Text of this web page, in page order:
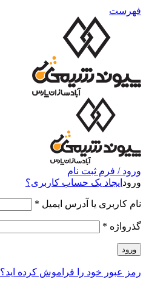
فهرست
ورود / فرم ثبت نام
ورود ایجاد یک حساب کاربری؟
نام کاربری یا آدرس ایمیل *
گذرواژه *
ورود
رمز عبور خود را فراموش کرده اید؟